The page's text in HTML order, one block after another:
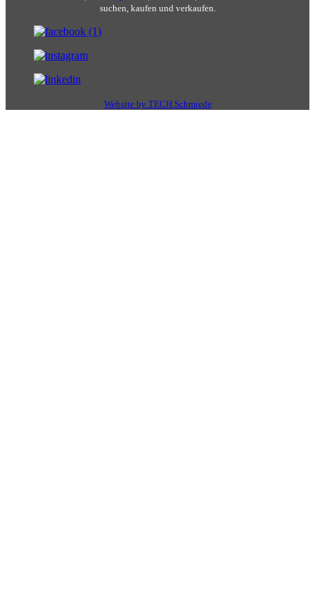
suchen, kaufen und verkaufen.
Website by TECH Schmiede